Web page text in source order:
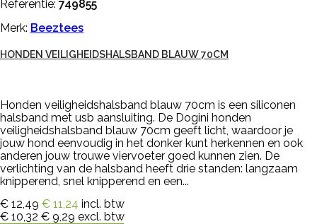
Referentie: 749855
Merk: Beeztees
HONDEN VEILIGHEIDSHALSBAND BLAUW 70CM
Honden veiligheidshalsband blauw 70cm is een siliconen
halsband met usb aansluiting. De Dogini honden
veiligheidshalsband blauw 70cm geeft licht, waardoor je
jouw hond eenvoudig in het donker kunt herkennen en ook
anderen jouw trouwe viervoeter goed kunnen zien. De
verlichting van de halsband heeft drie standen: langzaam
knipperend, snel knipperend en een...
€ 12,49 € 11,24 incl. btw
€ 10,32 € 9,29 excl. btw